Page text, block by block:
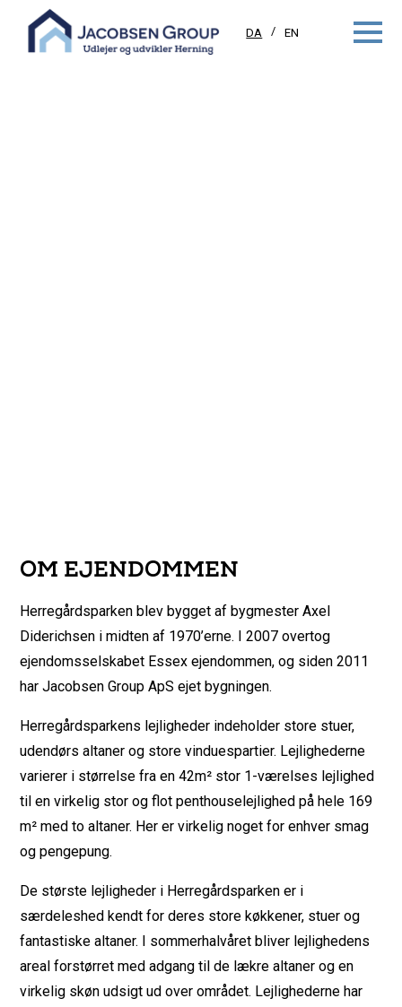
DA EN
OM EJENDOMMEN
Herregårdsparken blev bygget af bygmester Axel
Diderichsen i midten af 1970’erne. I 2007 overtog
ejendomsselskabet Essex ejendommen, og siden 2011
har Jacobsen Group ApS ejet bygningen.
Herregårdsparkens lejligheder indeholder store stuer,
udendørs altaner og store vinduespartier. Lejlighederne
varierer i størrelse fra en 42m² stor 1-værelses lejlighed
til en virkelig stor og flot penthouselejlighed på hele 169
m² med to altaner. Her er virkelig noget for enhver smag
og pengepung.
De største lejligheder i Herregårdsparken er i
særdeleshed kendt for deres store køkkener, stuer og
fantastiske altaner. I sommerhalvåret bliver lejlighedens
areal forstørret med adgang til de lækre altaner og en
virkelig skøn udsigt ud over området. Lejlighederne har